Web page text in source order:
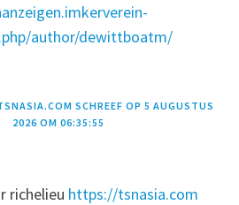
author/dewittboatm/
SCHREEF OP 5 AUGUSTUS
2026 OM 06:35:55
richelieu https://tsnasia.com